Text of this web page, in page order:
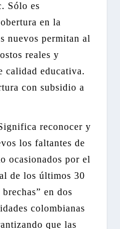
Sólo es
en la
nuevos permitan al
reales y
calidad educativa.
con subsidio a
reconocer y
los faltantes de
ocasionados por el
de los últimos 30
en dos
colombianas
que las